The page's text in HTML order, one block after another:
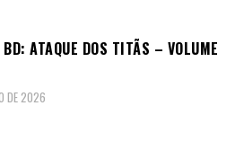
ATAQUE DOS TITÃS – VOLUME
DE 2026